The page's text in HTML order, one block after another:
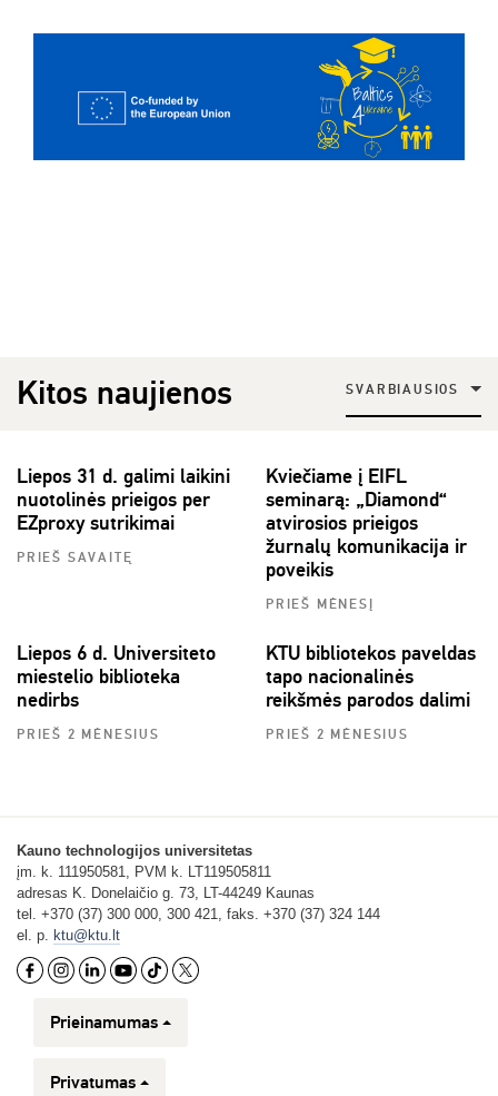
Kitos naujienos SVARBIAUSIOS
Liepos 31 d. galimi laikini
nuotolinės prieigos per
EZproxy sutrikimai
PRIEŠ SAVAITĘ
Kviečiame į EIFL
seminarą: „Diamond“
atvirosios prieigos
žurnalų komunikacija ir
poveikis
PRIEŠ MĖNESĮ
Liepos 6 d. Universiteto
miestelio biblioteka
nedirbs
PRIEŠ 2 MĖNESIUS
KTU bibliotekos paveldas
tapo nacionalinės
reikšmės parodos dalimi
PRIEŠ 2 MĖNESIUS
Kauno technologijos universitetas
įm. k. 111950581, PVM k. LT119505811
adresas K. Donelaičio g. 73, LT-44249 Kaunas
tel. +370 (37) 300 000, 300 421, faks. +370 (37) 324 144
el. p. ktu@ktu.lt
Prieinamumas
Privatumas